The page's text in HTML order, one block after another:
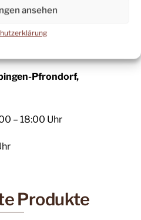
ansehen
Pfrondorf,
– 18:00 Uhr
Produkte